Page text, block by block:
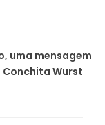
uma mensagem
Conchita Wurst